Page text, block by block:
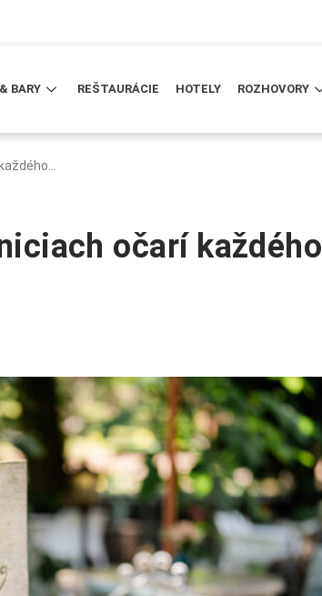
BARY REŠTAURÁCIE HOTELY ROZHOVORY
očarí každého